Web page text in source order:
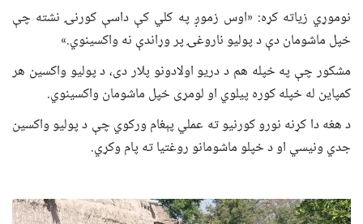
نوموړي زیاته کړه: «اوس زموږ په کلي کې داسې کورنۍ نشته چې
خپل ماشومان دې د پولیو ناروغۍ پر وړاندې نه واکسینوي.»
مشکور چې په خپله هم د دریو اولادونو پلار دی، د پولیو واکسین هر
کمپاین له خپله کوره پیلوي او لومړی خپل ماشومان واکسینوي.
د هغه دا کړنه نورو کورنیو ته عملي پېغام ورکوي چې د پولیو واکسین
جدي ونیسي او د خپلو ماشومانو روغتیا ته پام وکړي.